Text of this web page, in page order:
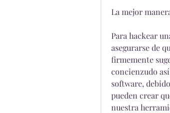
La mejor
Para hackear
asegurarse de
firmemente
concienzudo
software,
pueden crear
nuestra